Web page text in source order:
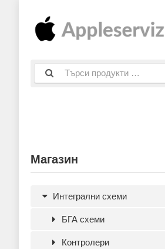
Магазин
Интегрални схеми
БГА схеми
Контролери